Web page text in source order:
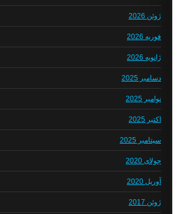
ژوئن 2026
فوریه 2026
ژانویه 2026
دسامبر 2025
نوامبر 2025
اکتبر 2025
سپتامبر 2025
جولای 2020
آوریل 2020
ژوئن 2017